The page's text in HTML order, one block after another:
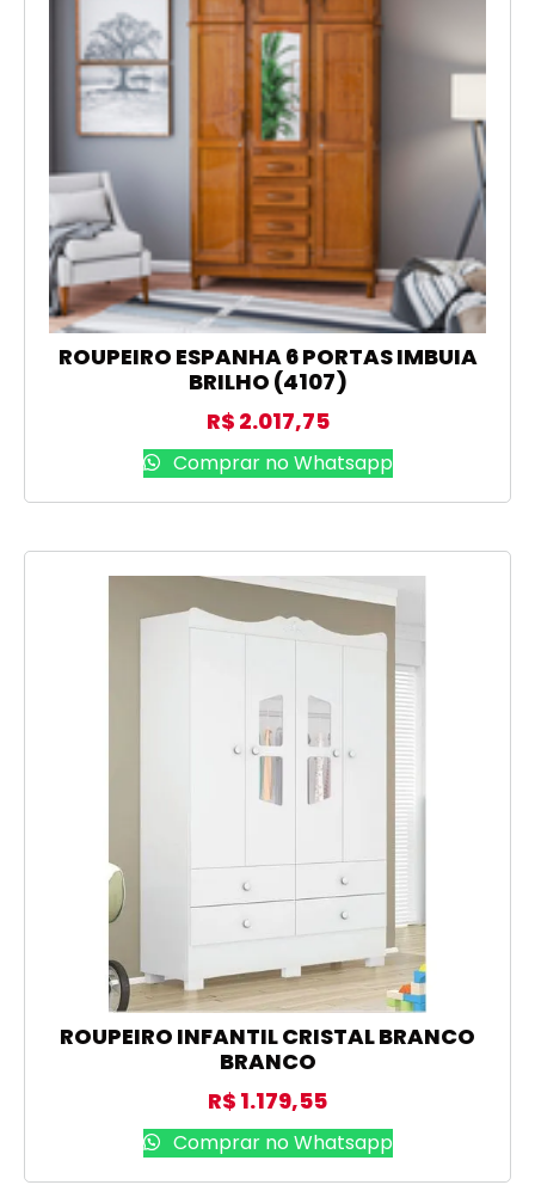
ROUPEIRO ESPANHA 6 PORTAS IMBUIA
BRILHO (4107)
R$ 2.017,75
Comprar no Whatsapp
ROUPEIRO INFANTIL CRISTAL BRANCO
BRANCO
R$ 1.179,55
Comprar no Whatsapp